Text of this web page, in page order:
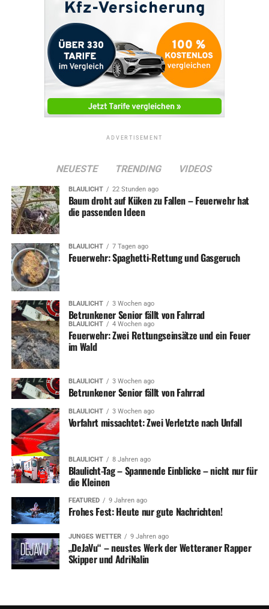
ADVERTISEMENT
NEUESTE TRENDING VIDEOS
BLAULICHT 22 Stunden ago
Baum droht auf Küken zu Fallen – Feuerwehr hat
die passenden Ideen
BLAULICHT 7 Tagen ago
Feuerwehr: Spaghetti-Rettung und Gasgeruch
BLAULICHT 3 Wochen ago
Betrunkener Senior fällt von Fahrrad
BLAULICHT 4 Wochen ago
Feuerwehr: Zwei Rettungseinsätze und ein Feuer
im Wald
BLAULICHT 3 Wochen ago
Betrunkener Senior fällt von Fahrrad
BLAULICHT 3 Wochen ago
Vorfahrt missachtet: Zwei Verletzte nach Unfall
BLAULICHT 8 Jahren ago
Blaulicht-Tag – Spannende Einblicke – nicht nur für
die Kleinen
FEATURED 9 Jahren ago
Frohes Fest: Heute nur gute Nachrichten!
JUNGES WETTER 9 Jahren ago
„DeJaVu“ – neustes Werk der Wetteraner Rapper
Skipper und AdriNalin